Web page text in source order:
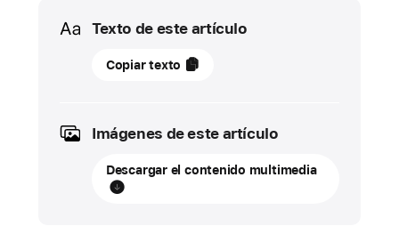
Media
Texto de este artículo
26
de
ACTUALIZACIÓN
Copiar texto
Imágenes de este artículo
Descargar el contenido multimedia